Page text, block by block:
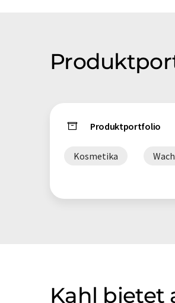
Produktportfolio
Kosmetika
Kahl bietet